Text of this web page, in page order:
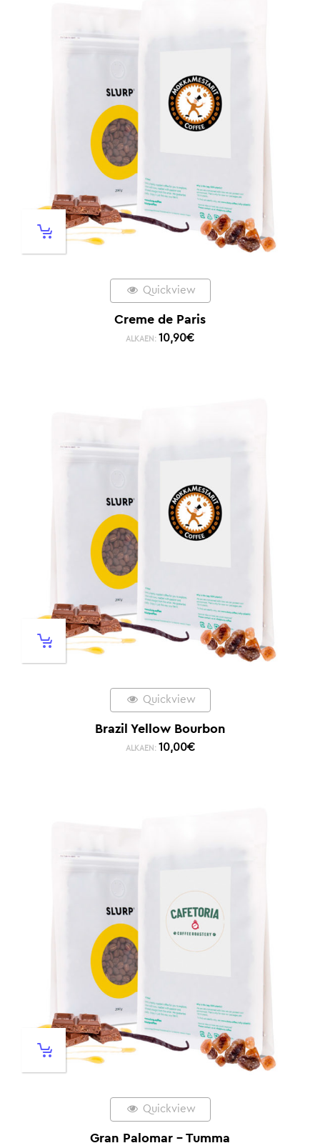
Quickview
Creme de Paris
ALKAEN: 10,90€
Quickview
Brazil Yellow Bourbon
ALKAEN: 10,00€
Quickview
Gran Palomar – Tumma